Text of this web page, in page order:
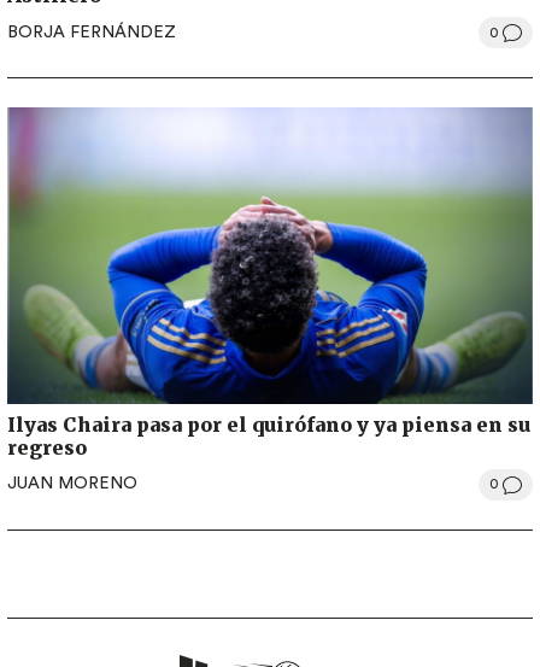
BORJA FERNÁNDEZ 0
Ilyas Chaira pasa por el quirófano y ya piensa en su
regreso
JUAN MORENO 0